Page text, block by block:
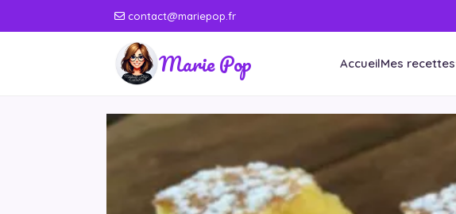
contact@mariepop.fr
Marie Pop AccueilMes recettes